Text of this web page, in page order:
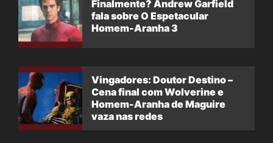
Finalmente? Andrew Garfield
fala sobre O Espetacular
Homem-Aranha 3
Vingadores: Doutor Destino –
Cena final com Wolverine e
Homem-Aranha de Maguire
vaza nas redes